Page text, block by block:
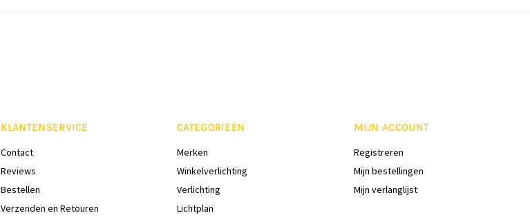
KLANTENSERVICE
Contact
Reviews
Bestellen
Verzenden en Retouren
CATEGORIEËN
Merken
Winkelverlichting
Verlichting
Lichtplan
MIJN ACCOUNT
Registreren
Mijn bestellingen
Mijn verlanglijst